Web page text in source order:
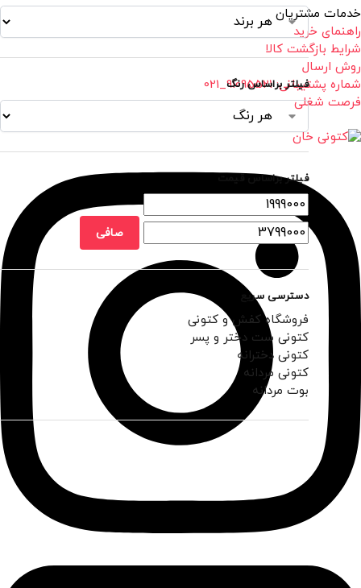
فیلتر براساس رنگ
فیلتر براساس قیمت
صافی
دسترسی سریع
فروشگاه کفش و کتونی
کتونی ست دختر و پسر
کتونی دخترانه
کتونی مردانه
بوت مردانه
خدمات مشتریان
راهنمای خرید
شرایط بازگشت کالا
روش ارسال
شماره پشتیبانی: 91095521_021
فرصت شغلی